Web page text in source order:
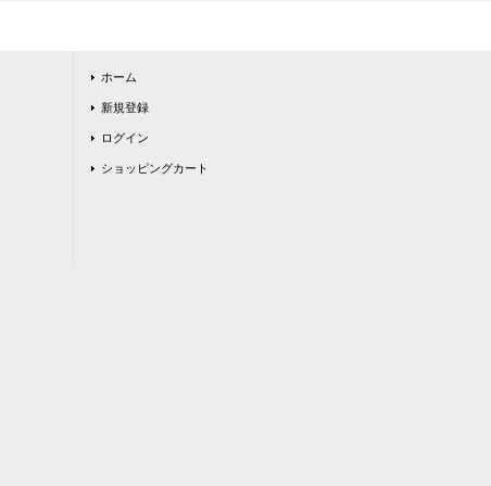
ホーム
新規登録
ログイン
ショッピングカート